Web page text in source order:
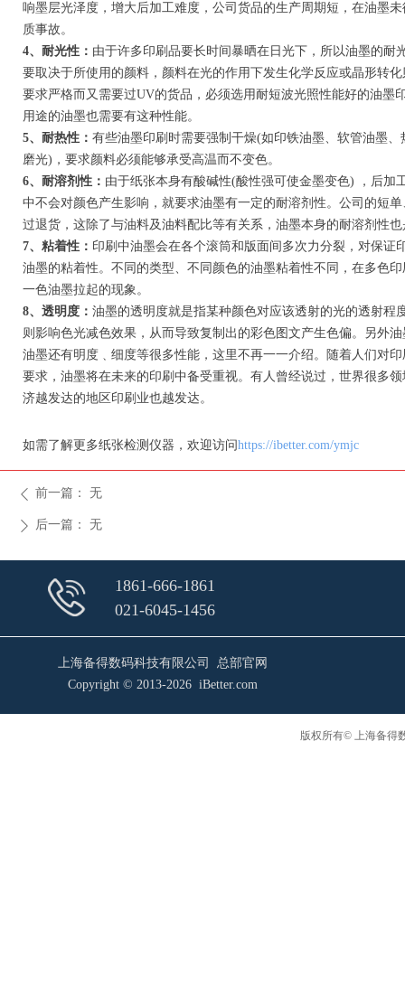
响墨层光泽度，增大后加工难度，公司货品的生产周期短，在油墨
质事故。
4、耐光性： 由于许多印刷品要长时间暴晒在日光下，所以油墨的
要取决于所使用的颜料，颜料在光的作用下发生化学反应或晶形转
要求严格而又需要过UV的货品，必须选用耐短波光照性能好的油
用途的油墨也需要有这种性能。
5、耐热性： 有些油墨印刷时需要强制干燥(如印铁油墨、软管油墨
磨光)，要求颜料必须能够承受高温而不变色。
6、耐溶剂性： 由于纸张本身有酸碱性(酸性强可使金墨变色) ，后
中不会对颜色产生影响，就要求油墨有一定的耐溶剂性。公司的短
过退货，这除了与油料及油料配比等有关系，油墨本身的耐溶剂性
7、粘着性： 印刷中油墨会在各个滚筒和版面间多次力分裂，对保
油墨的粘着性。不同的类型、不同颜色的油墨粘着性不同，在多色
一色油墨拉起的现象。
8、透明度： 油墨的透明度就是指某种颜色对应该透射的光的透射
则影响色光减色效果，从而导致复制出的彩色图文产生色偏。另外
油墨还有明度﹑细度等很多性能，这里不再一一介绍。随着人们对
要求，油墨将在未来的印刷中备受重视。有人曾经说过，世界很多
济越发达的地区印刷业也越发达。
如需了解更多纸张检测仪器，欢迎访问https://ibetter.com/ymjc
ꄴ 前一篇： 无
ꄲ 后一篇： 无
上海备得数码科技有限公司 总部官网
Copyright © 2013-2026 iBetter.com
1861-666-1861
021-6045-1456
版权所有© 上海备得